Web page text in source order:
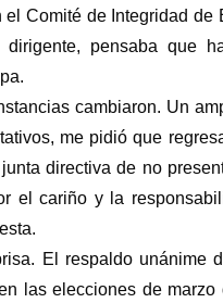
Comité de Integridad de
pensaba que
cambiaron. Un
me pidió que
directiva de no
el cariño y la
El respaldo unánime
las elecciones de